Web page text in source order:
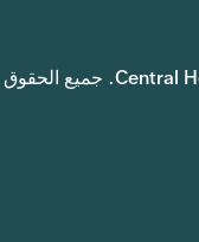
جميع الحقوق محفوظة © 2026 Central Health. جميع الحقوق